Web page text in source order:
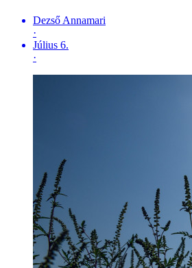
Dezső Annamari
·
Július 6.
·